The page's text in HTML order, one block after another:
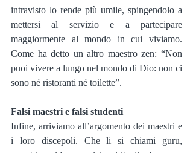
intravisto lo rende più umile, spingendolo a
mettersi al servizio e a partecipare
maggiormente al mondo in cui viviamo.
Come ha detto un altro maestro zen: “Non
puoi vivere a lungo nel mondo di Dio: non ci
sono né ristoranti né toilette”.
Falsi maestri e falsi studenti
Infine, arriviamo all’argomento dei maestri e
i loro discepoli. Che li si chiami guru,